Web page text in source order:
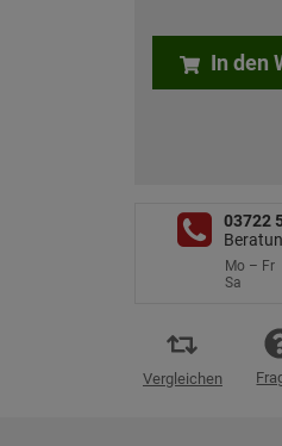
In den
03722
Mo – Fr
Sa
Vergleichen